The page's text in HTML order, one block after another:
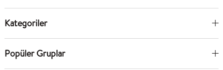
Kategoriler
Popüler Gruplar